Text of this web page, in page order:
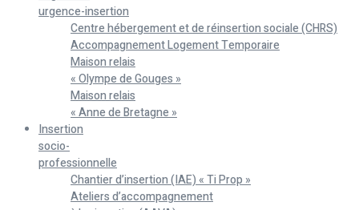
urgence-insertion
Centre hébergement et de réinsertion sociale (CHRS)
Accompagnement Logement Temporaire
Maison relais
« Olympe de Gouges »
Maison relais
« Anne de Bretagne »
Insertion
socio-
professionnelle
Chantier d’insertion (IAE) « Ti Prop »
Ateliers d’accompagnement